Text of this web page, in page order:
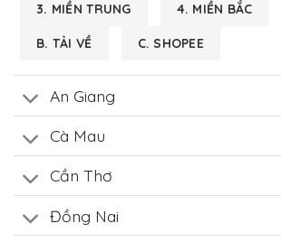
3. MIỀN TRUNG 4. MIỀN BẮC
B. TẢI VỀ C. SHOPEE
An Giang
Cà Mau
Cần Thơ
Đồng Nai